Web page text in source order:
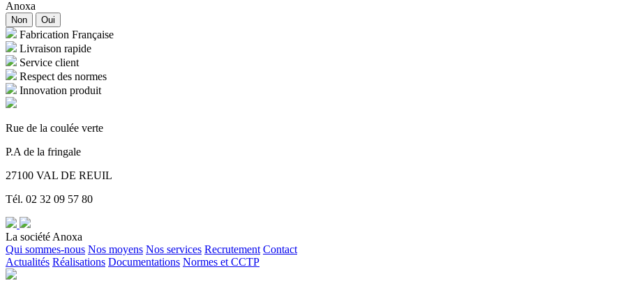
Anoxa
Non Oui
Fabrication Française
Livraison rapide
Service client
Respect des normes
Innovation produit
Rue de la coulée verte
P.A de la fringale
27100 VAL DE REUIL
Tél. 02 32 09 57 80
La société Anoxa
Qui sommes-nous Nos moyens Nos services Recrutement Contact
Actualités Réalisations Documentations Normes et CCTP